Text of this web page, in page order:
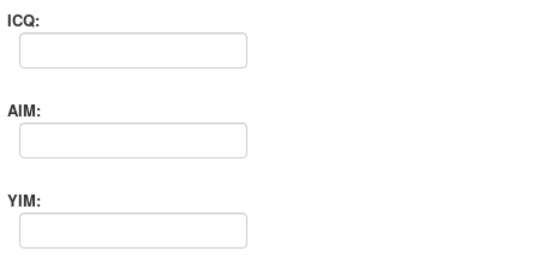
ICQ:
AIM:
YIM: